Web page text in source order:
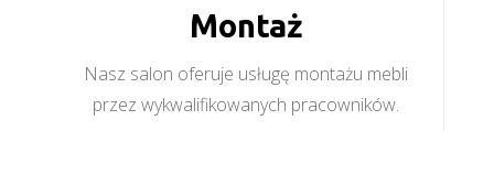
Montaż
Nasz salon oferuje usługę montażu mebli
przez wykwalifikowanych pracowników.